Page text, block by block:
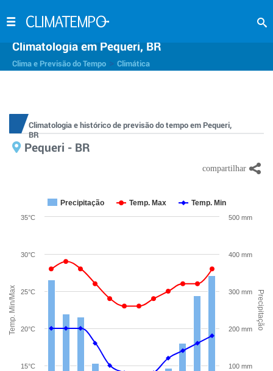
Climatologia em Pequeri, BR
Clima e Previsão do Tempo Climática
Climatologia e histórico de previsão do tempo em Pequeri,
BR
Pequeri - BR
Temp. Min/Max Precipitação
Precipitação Temp. Max Temp. Min
15°C
20°C
25°C
30°C
35°C
100 mm
200 mm
300 mm
400 mm
500 mm